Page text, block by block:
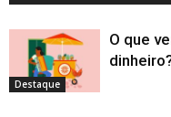
Destaque
O que